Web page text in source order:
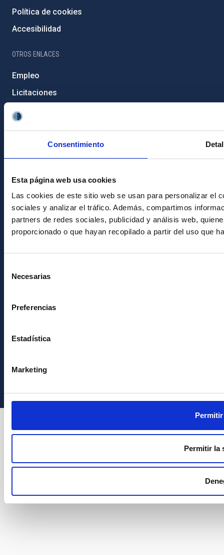
Consentimiento
Esta página web usa cookies
Las cookies de este sitio web se usan para personalizar el
sociales y analizar el tráfico. Además, compartimos
partners de redes sociales, publicidad y análisis web,
proporcionado o que hayan recopilado a partir del uso que
Necesarias
Preferencias
Estadística
Marketing
Permitir la
Política de cookies
Accesibilidad
OTROS ENLACES
Empleo
Licitaciones
Imagen institucional
Sede electrónica
Canal ético
Condolencias Francisco Sánchez
PostFooter > Newsletter link
Únete a nuestra
Newsletter